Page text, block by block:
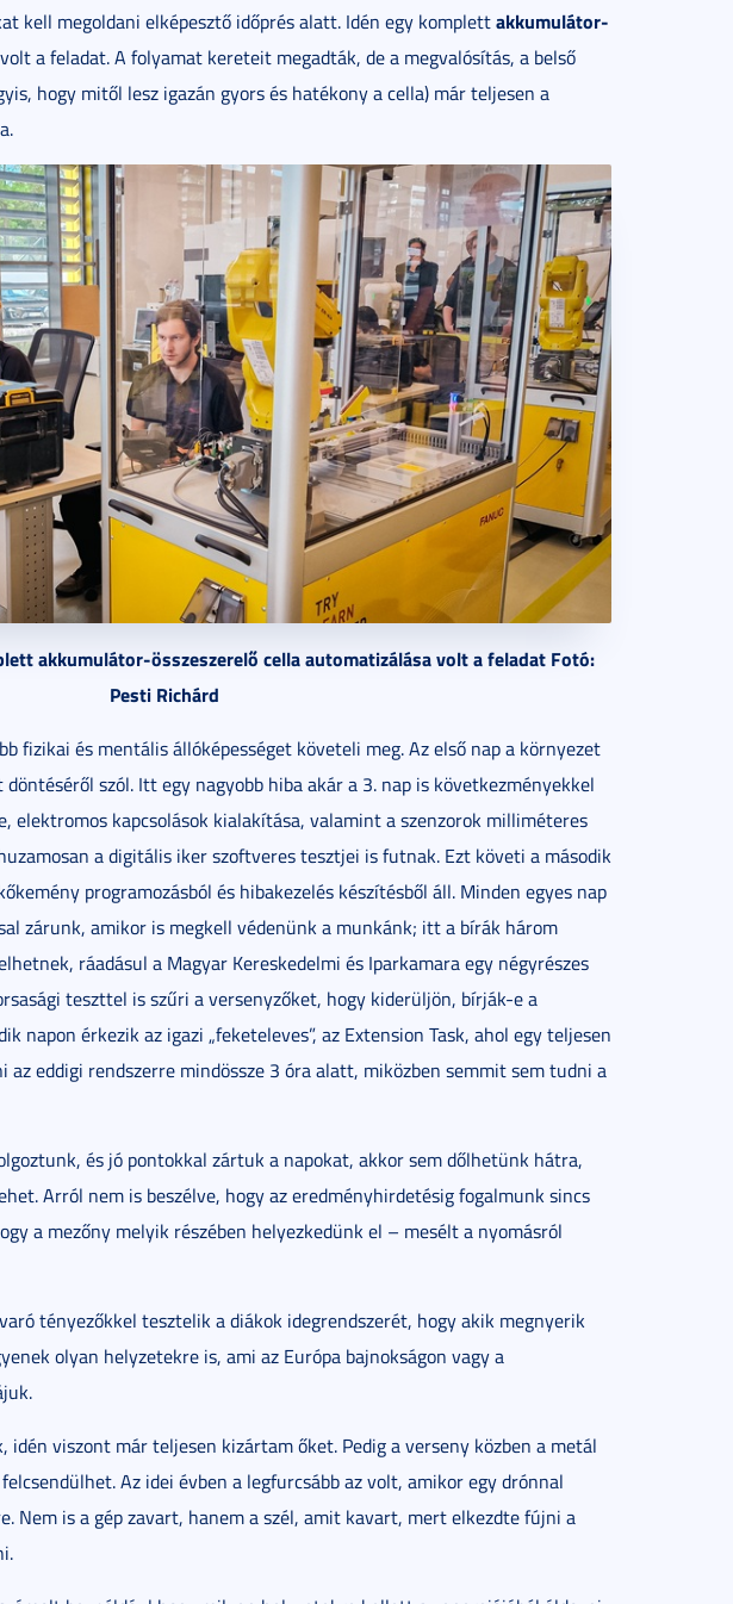
kell megoldani elképesztő időprés alatt. Idén egy komplettakkumulátor-
a feladat. A folyamat kereteit megadták, de a megvalósítás, a belső
hogy mitől lesz igazán gyors és hatékony a cella) már teljesen a
akkumulátor-összeszerelő cella automatizálása volt a feladat Fotó:
Pesti Richárd
fizikai és mentális állóképességet követeli meg. Az első nap a környezet
szól. Itt egy nagyobb hiba akár a 3. nap is következményekkel
elektromos kapcsolások kialakítása, valamint a szenzorok milliméteres
a digitális iker szoftveres tesztjei is futnak. Ezt követi a második
programozásból és hibakezelés készítésből áll. Minden egyes nap
zárunk, amikor is megkell védenünk a munkánk; itt a bírák három
ráadásul a Magyar Kereskedelmi és Iparkamara egy négyrészes
teszttel is szűri a versenyzőket, hogy kiderüljön, bírják-e a
napon érkezik az igazi „feketeleves”, az Extension Task, ahol egy teljesen
eddigi rendszerre mindössze 3 óra alatt, miközben semmit sem tudni a
és jó pontokkal zártuk a napokat, akkor sem dőlhetünk hátra,
Arról nem is beszélve, hogy az eredményhirdetésig fogalmunk sincs
a mezőny melyik részében helyezkedünk el – mesélt a nyomásról
tényezőkkel tesztelik a diákok idegrendszerét, hogy akik megnyerik
olyan helyzetekre is, ami az Európa bajnokságon vagy a
idén viszont már teljesen kizártam őket. Pedig a verseny közben a metál
Az idei évben a legfurcsább az volt, amikor egy drónnal
Nem is a gép zavart, hanem a szél, amit kavart, mert elkezdte fújni a